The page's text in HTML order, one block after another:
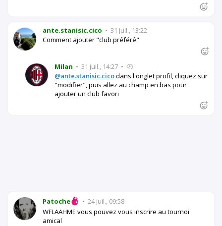
ante.stanisic.cico • 31 juil., 13:22
Comment ajouter "club préféré"
Milan • 31 juil., 14:27 •
@ante.stanisic.cicodans l'onglet profil, cliquez sur
"modifier", puis allez au champ en bas pour
ajouter un club favori
Patoche • 24 juil., 09:58
WFLAAHME vous pouvez vous inscrire au tournoi
amical